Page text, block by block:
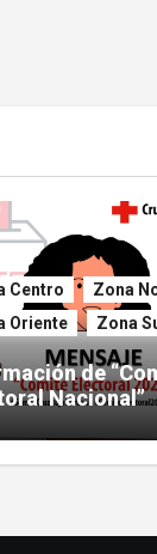
Centro
Zona
Oriente
Zona
de
Nacional”